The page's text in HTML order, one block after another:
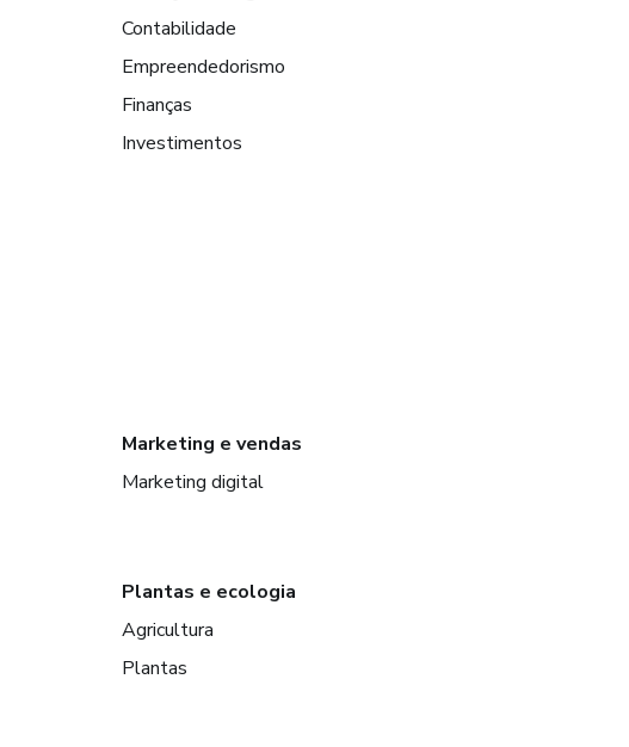
Contabilidade
Empreendedorismo
Finanças
Investimentos
Marketing e vendas
Marketing digital
Plantas e ecologia
Agricultura
Plantas